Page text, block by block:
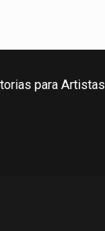
para Artistas